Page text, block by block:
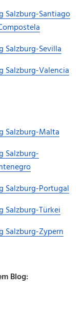
Salzburg-Santiago
Salzburg-Sevilla
Salzburg-Valencia
Salzburg-Malta
Salzburg-
Salzburg-Portugal
Salzburg-Türkei
Salzburg-Zypern
Blog: